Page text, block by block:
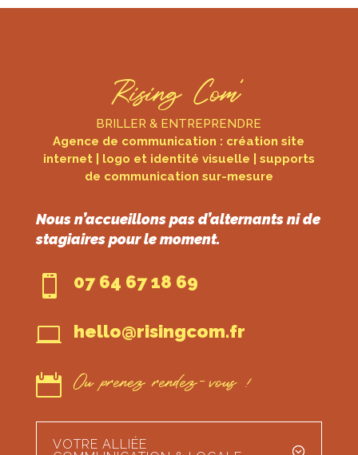
Rising Com’
BRILLER & ENTREPRENDRE
Agence de communication : création site
internet | logo et identité visuelle | supports
de communication sur-mesure
Nous n’accueillons pas d’alternants ni de
stagiaires pour le moment.
 07 64 67 18 69
 hello@risingcom.fr
 Ou prenez rendez-vous !
VOTRE ALLIÉE